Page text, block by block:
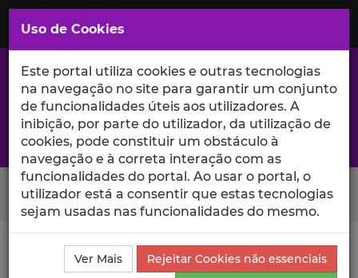
Saltar
para
Conteúdo
Principal
A excelência da investigação e ciência no Iscte
Search Button
Ciência_Iscte Autores João Lopes Costa
Ensino e
Orientações
Uso de Cookies
Este portal utiliza cookies e outras tecnologias
na navegação no site para garantir um conjunto
de funcionalidades úteis aos utilizadores. A
inibição, por parte do utilizador, da utilização de
cookies, pode constituir um obstáculo à
navegação e à correta interação com as
funcionalidades do portal. Ao usar o portal, o
utilizador está a consentir que estas tecnologias
sejam usadas nas funcionalidades do mesmo.
Ver Mais
Rejeitar Cookies não essenciais